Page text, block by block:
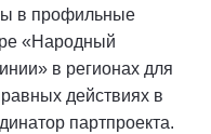
в профильные
«Народный
в регионах для
действиях в
партпроекта.